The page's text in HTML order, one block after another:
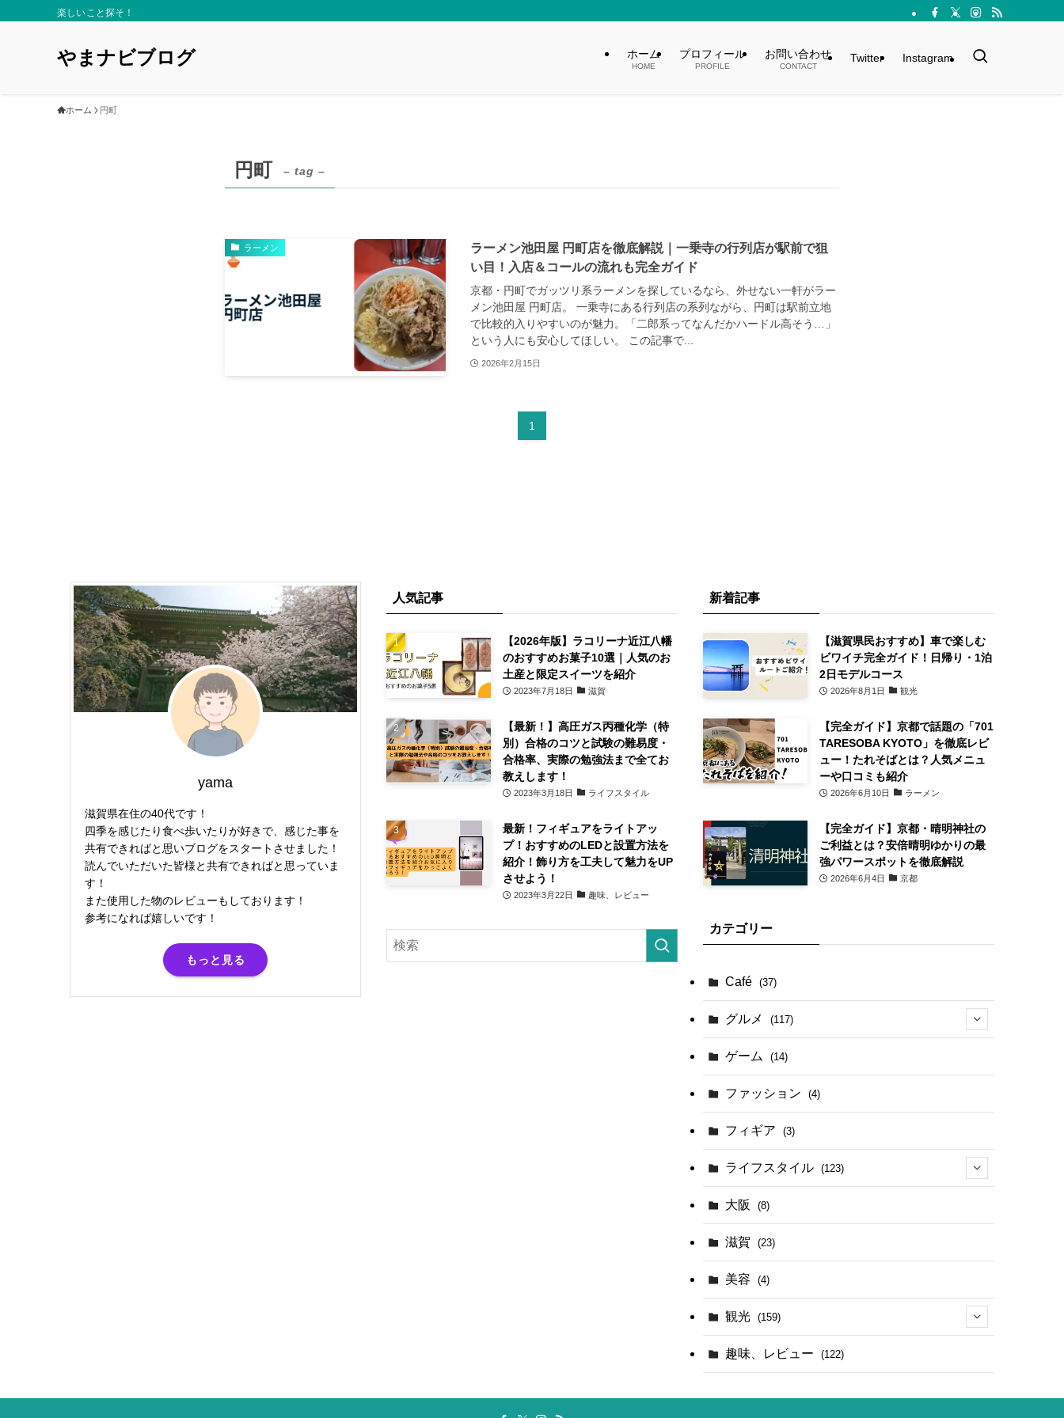
楽しいこと探そ！
やまナビブログ ホーム
HOME
プロフィール
PROFILE
お問い合わせ
CONTACT
Twitter Instagram
ホーム 円町
円町 – tag –
ラーメン
ラーメン池田屋 円町店を徹底解説｜一乗寺の行列店が駅前で狙
い目！入店＆コールの流れも完全ガイド
京都・円町でガッツリ系ラーメンを探しているなら、外せない一軒がラー
メン池田屋 円町店。 一乗寺にある行列店の系列ながら、円町は駅前立地
で比較的入りやすいのが魅力。「二郎系ってなんだかハードル高そう…」
という人にも安心してほしい。 この記事で...
2026年2月15日
1
yama
滋賀県在住の40代です！
四季を感じたり食べ歩いたりが好きで、感じた事を
共有できればと思いブログをスタートさせました！
読んでいただいた皆様と共有できればと思っていま
す！
また使用した物のレビューもしております！
参考になれば嬉しいです！
もっと見る
人気記事
【2026年版】ラコリーナ近江八幡
のおすすめお菓子10選｜人気のお
土産と限定スイーツを紹介
2023年7月18日 滋賀
【最新！】高圧ガス丙種化学（特
別）合格のコツと試験の難易度・
合格率、実際の勉強法まで全てお
教えします！
2023年3月18日 ライフスタイル
最新！フィギュアをライトアッ
プ！おすすめのLEDと設置方法を
紹介！飾り方を工夫して魅力をUP
させよう！
2023年3月22日 趣味、レビュー
新着記事
【滋賀県民おすすめ】車で楽しむ
ビワイチ完全ガイド！日帰り・1泊
2日モデルコース
2026年8月1日 観光
【完全ガイド】京都で話題の「701
TARESOBA KYOTO」を徹底レビ
ュー！たれそばとは？人気メニュ
ーや口コミも紹介
2026年6月10日 ラーメン
【完全ガイド】京都・晴明神社の
ご利益とは？安倍晴明ゆかりの最
強パワースポットを徹底解説
2026年6月4日 京都
カテゴリー
Café (37)
グルメ (117)
(41)
(17)
(4)
ゲーム (14)
ファッション (4)
フィギア (3)
ライフスタイル (123)
(44)
大阪 (8)
滋賀 (23)
美容 (4)
観光 (159)
(142)
趣味、レビュー (122)